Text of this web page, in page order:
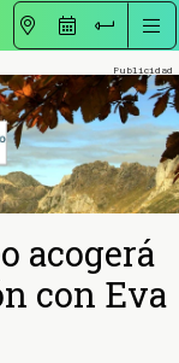
acogerá
con Eva